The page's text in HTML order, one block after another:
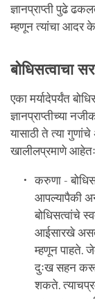
ज्ञानप्राप्ती पुढे
म्हणून त्यांचा आदर
बोधिसत्वाचा
एका मर्यादेपर्यंत
ज्ञानप्राप्तीच्या
यासाठी ते त्या
खालीलप्रमाणे आहेतः
करुणा -
आपल्यापैकी
बोधिसत्वांचे
आईसारखे
म्हणून पाहते.
दुःख सहन करू
शकते.